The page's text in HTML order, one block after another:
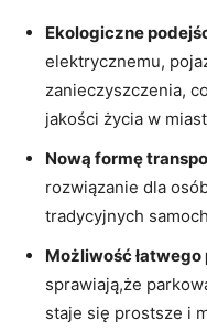
Ekologiczne
elektrycznemu,
zanieczyszczenia,
jakości życia w
Nową formę
rozwiązanie dla
tradycyjnych
Możliwość
sprawiają,że
staje się prostsze i